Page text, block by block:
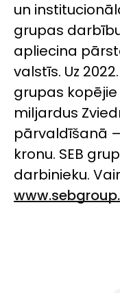
un
grupas
apliecina
valstīs. Uz
grupas kopējie
miljardus
pārvaldīšanā
kronu. SEB
darbinieku.